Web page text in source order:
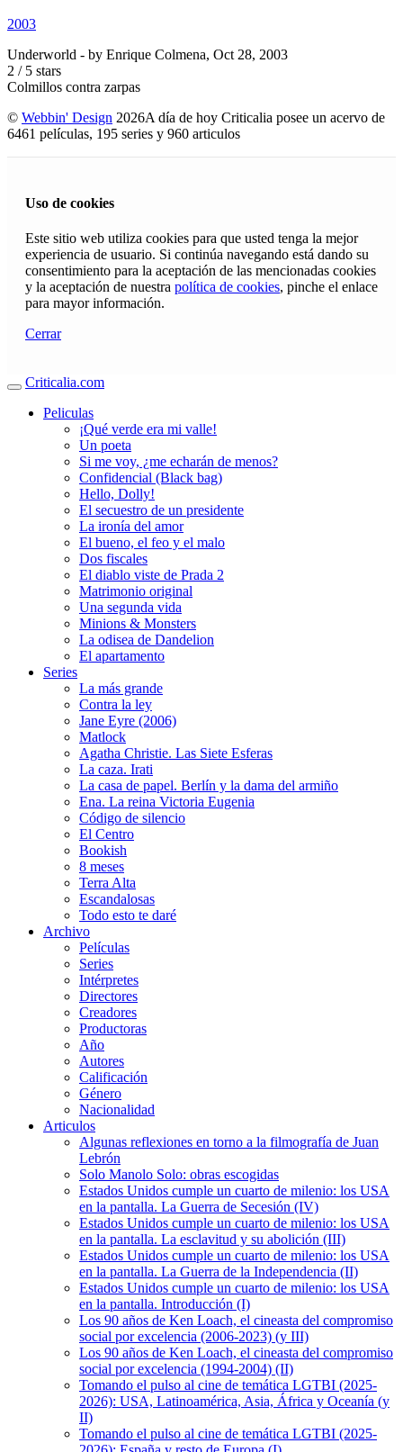
2003
Underworld - by Enrique Colmena, Oct 28, 2003
2 / 5 stars
Colmillos contra zarpas
© Webbin' Design 2026A día de hoy Criticalia posee un acervo de
6461 películas, 195 series y 960 articulos
Uso de cookies
Este sitio web utiliza cookies para que usted tenga la mejor
experiencia de usuario. Si continúa navegando está dando su
consentimiento para la aceptación de las mencionadas cookies
y la aceptación de nuestra política de cookies, pinche el enlace
para mayor información.
Cerrar
Criticalia.com
Peliculas
¡Qué verde era mi valle!
Un poeta
Si me voy, ¿me echarán de menos?
Confidencial (Black bag)
Hello, Dolly!
El secuestro de un presidente
La ironía del amor
El bueno, el feo y el malo
Dos fiscales
El diablo viste de Prada 2
Matrimonio original
Una segunda vida
Minions & Monsters
La odisea de Dandelion
El apartamento
Series
La más grande
Contra la ley
Jane Eyre (2006)
Matlock
Agatha Christie. Las Siete Esferas
La caza. Irati
La casa de papel. Berlín y la dama del armiño
Ena. La reina Victoria Eugenia
Código de silencio
El Centro
Bookish
8 meses
Terra Alta
Escandalosas
Todo esto te daré
Archivo
Películas
Series
Intérpretes
Directores
Creadores
Productoras
Año
Autores
Calificación
Género
Nacionalidad
Articulos
Algunas reflexiones en torno a la filmografía de Juan
Lebrón
Solo Manolo Solo: obras escogidas
Estados Unidos cumple un cuarto de milenio: los USA
en la pantalla. La Guerra de Secesión (IV)
Estados Unidos cumple un cuarto de milenio: los USA
en la pantalla. La esclavitud y su abolición (III)
Estados Unidos cumple un cuarto de milenio: los USA
en la pantalla. La Guerra de la Independencia (II)
Estados Unidos cumple un cuarto de milenio: los USA
en la pantalla. Introducción (I)
Los 90 años de Ken Loach, el cineasta del compromiso
social por excelencia (2006-2023) (y III)
Los 90 años de Ken Loach, el cineasta del compromiso
social por excelencia (1994-2004) (II)
Tomando el pulso al cine de temática LGTBI (2025-
2026): USA, Latinoamérica, Asia, África y Oceanía (y
II)
Tomando el pulso al cine de temática LGTBI (2025-